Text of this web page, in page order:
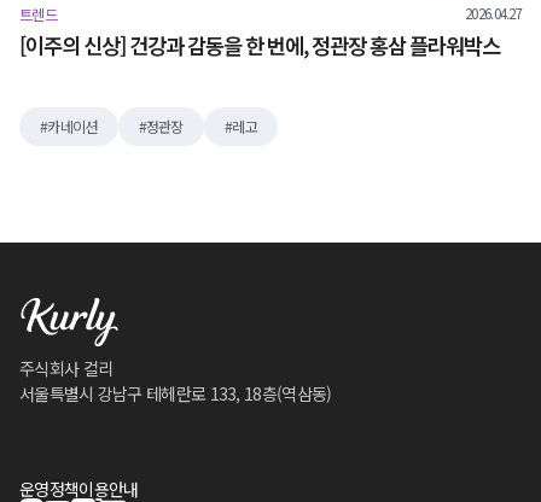
트렌드 2026.04.27
[이주의 신상] 건강과 감동을 한 번에, 정관장 홍삼 플라워박스
카네이션 정관장 레고
주식회사 컬리
서울특별시 강남구 테헤란로 133, 18층(역삼동)
운영정책이용안내